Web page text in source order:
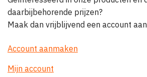
daarbijbehorende prijzen?
Maak dan vrijblijvend een account
Account aanmaken
Mijn account